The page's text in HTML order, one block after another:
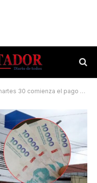
comienza el pago con aumentos